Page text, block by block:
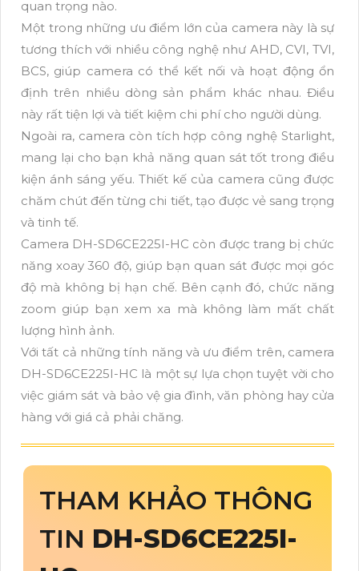
quan trọng nào.
Một trong những ưu điểm lớn của camera này là sự
tương thích với nhiều công nghệ như AHD, CVI, TVI,
BCS, giúp camera có thể kết nối và hoạt động ổn
định trên nhiều dòng sản phẩm khác nhau. Điều
này rất tiện lợi và tiết kiệm chi phí cho người dùng.
Ngoài ra, camera còn tích hợp công nghệ Starlight,
mang lại cho bạn khả năng quan sát tốt trong điều
kiện ánh sáng yếu. Thiết kế của camera cũng được
chăm chút đến từng chi tiết, tạo được vẻ sang trọng
và tinh tế.
Camera DH-SD6CE225I-HC còn được trang bị chức
năng xoay 360 độ, giúp bạn quan sát được mọi góc
độ mà không bị hạn chế. Bên cạnh đó, chức năng
zoom giúp bạn xem xa mà không làm mất chất
lượng hình ảnh.
Với tất cả những tính năng và ưu điểm trên, camera
DH-SD6CE225I-HC là một sự lựa chọn tuyệt vời cho
việc giám sát và bảo vệ gia đình, văn phòng hay cửa
hàng với giá cả phải chăng.
THAM KHẢO THÔNG
TIN DH-SD6CE225I-